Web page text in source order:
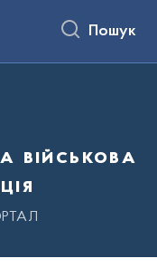
Пошук
військова